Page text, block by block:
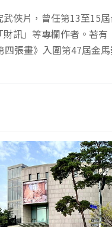
俠片，曾任第13至15
訊」等專欄作者。著
四張畫》入圍第47屆金